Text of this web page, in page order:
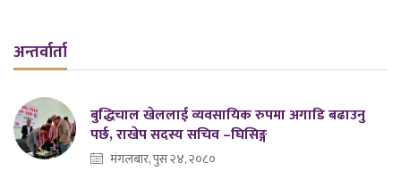
अन्तर्वार्ता
बुद्धिचाल खेललाई व्यवसायिक रुपमा अगाडि बढाउनु
पर्छ, राखेप सदस्य सचिव –घिसिङ्ग
मंगलबार, पुस २४, २०८०